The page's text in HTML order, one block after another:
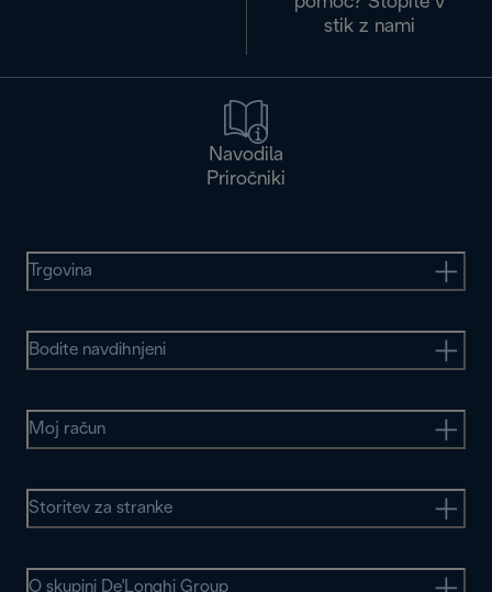
stik z nami
Navodila
Priročniki
Trgovina
Bodite navdihnjeni
Moj račun
Storitev za stranke
O skupini De'Longhi Group